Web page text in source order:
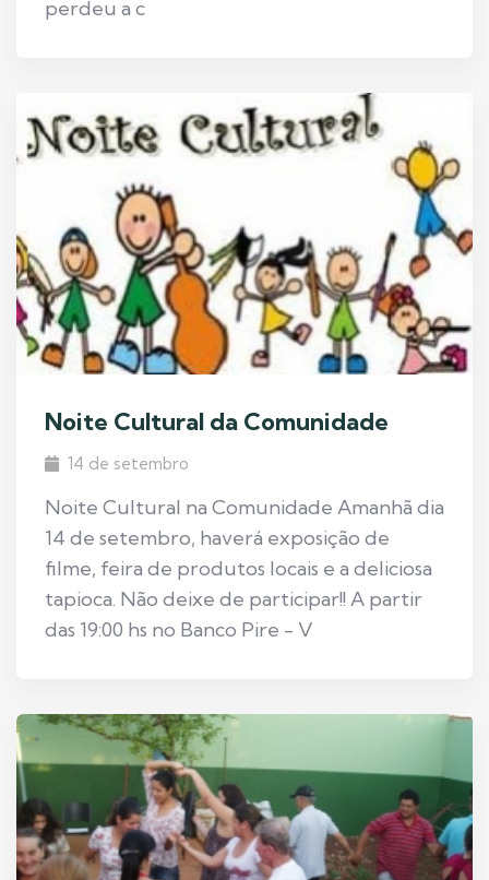
perdeu a c
Noite Cultural da Comunidade
14 de setembro
Noite Cultural na Comunidade Amanhã dia
14 de setembro, haverá exposição de
filme, feira de produtos locais e a deliciosa
tapioca. Não deixe de participar!! A partir
das 19:00 hs no Banco Pire - V